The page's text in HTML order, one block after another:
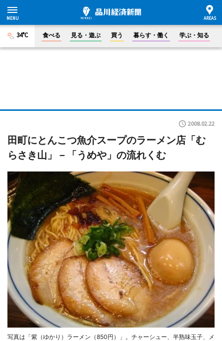
34°C 食べる 見る・遊ぶ 買う 暮らす・働く 学ぶ・知る
2008.02.22
田町にとんこつ魚介スープのラーメン店「む
らさき山」－「うめや」の流れくむ
写真は「紫（ゆかり）ラーメン（850円）」。チャーシュー、半熟味玉子、メ